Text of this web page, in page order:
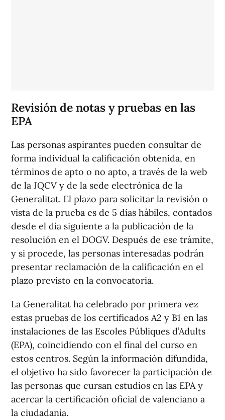
Revisión de notas y pruebas en las
EPA
Las personas aspirantes pueden consultar de
forma individual la calificación obtenida, en
términos de apto o no apto, a través de la web
de la JQCV y de la sede electrónica de la
Generalitat. El plazo para solicitar la revisión o
vista de la prueba es de 5 días hábiles, contados
desde el día siguiente a la publicación de la
resolución en el DOGV. Después de ese trámite,
y si procede, las personas interesadas podrán
presentar reclamación de la calificación en el
plazo previsto en la convocatoria.
La Generalitat ha celebrado por primera vez
estas pruebas de los certificados A2 y B1 en las
instalaciones de las Escoles Públiques d’Adults
(EPA), coincidiendo con el final del curso en
estos centros. Según la información difundida,
el objetivo ha sido favorecer la participación de
las personas que cursan estudios en las EPA y
acercar la certificación oficial de valenciano a
la ciudadanía.